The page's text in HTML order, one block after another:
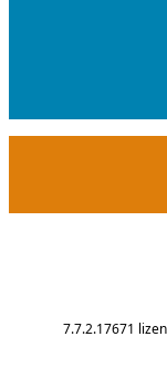
7.7.2.17671